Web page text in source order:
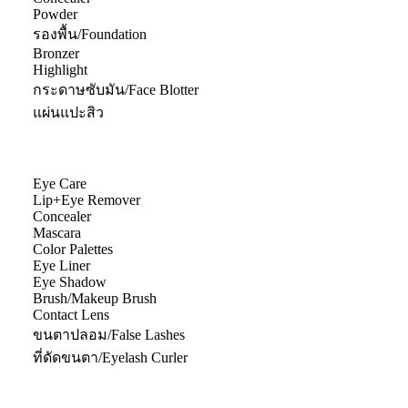
Powder
รองพื้น/Foundation
Bronzer
Highlight
กระดาษซับมัน/Face Blotter
แผ่นแปะสิว
Eye Care
Lip+Eye Remover
Concealer
Mascara
Color Palettes
Eye Liner
Eye Shadow
Brush/Makeup Brush
Contact Lens
ขนตาปลอม/False Lashes
ที่ดัดขนตา/Eyelash Curler